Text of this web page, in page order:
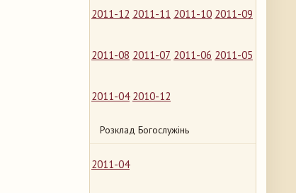
2011-12 2011-11 2011-10 2011-09
2011-08 2011-07 2011-06 2011-05
2011-04 2010-12
Розклад Богослужінь
2011-04